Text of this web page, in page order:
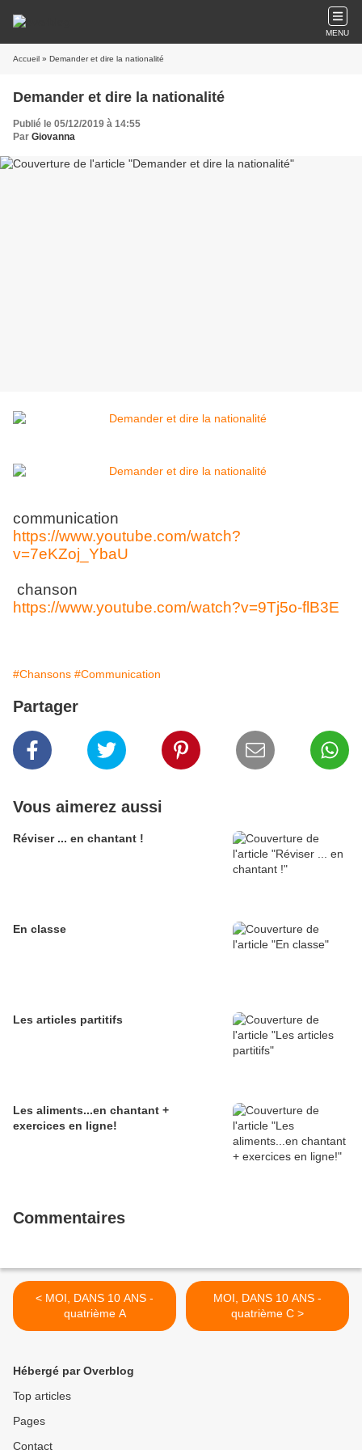
MENU
Accueil » Demander et dire la nationalité
Demander et dire la nationalité
Publié le 05/12/2019 à 14:55
Par Giovanna
communication
https://www.youtube.com/watch?
v=7eKZoj_YbaU
chanson
https://www.youtube.com/watch?v=9Tj5o-flB3E
#Chansons #Communication
Partager
Vous aimerez aussi
Réviser ... en chantant !
En classe
Les articles partitifs
Les aliments...en chantant +
exercices en ligne!
Commentaires
< MOI, DANS 10 ANS -
quatrième A
MOI, DANS 10 ANS -
quatrième C >
Hébergé par Overblog
Top articles
Pages
Contact